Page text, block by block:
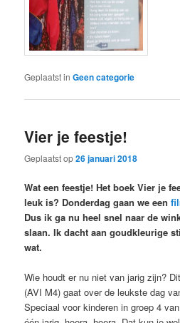
Geplaatst in Geen categorie
Vier je feestje!
Geplaatst op26 januari 2018
Wat een feestje! Het boek Vier je
leuk is? Donderdag gaan we een
Dus ik ga nu heel snel naar de
slaan. Ik dacht aan goudkleurige
wat.
Wie houdt er nu niet van jarig zijn?
(AVI M4) gaat over de leukste dag
Speciaal voor kinderen in groep 4